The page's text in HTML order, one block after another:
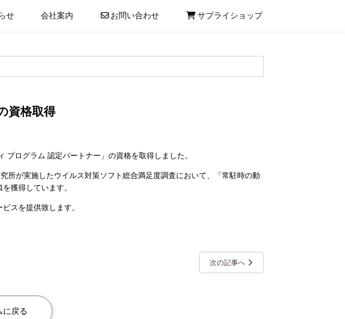
せ 会社案内 お問い合わせ サプライショップ
資格取得
ログラム 認定パートナー」の資格を取得しました。
所が実施したウイルス対策ソフト総合満足度調査において、「常駐時の動
獲得しています。
スを提供致します。
次の記事へ
に戻る